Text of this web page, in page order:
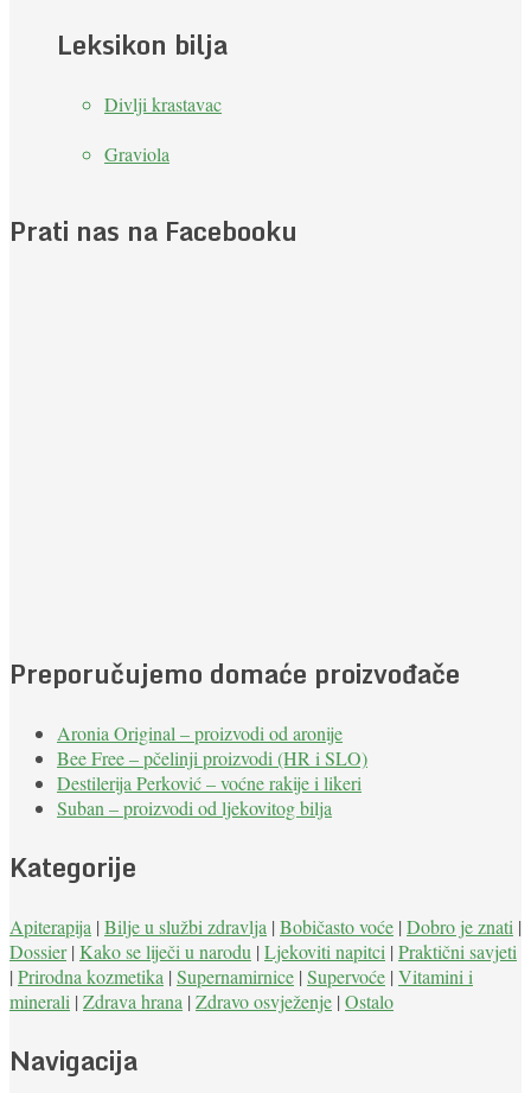
Leksikon bilja
Divlji krastavac
Graviola
Prati nas na Facebooku
Preporučujemo domaće proizvođače
Aronia Original – proizvodi od aronije
Bee Free – pčelinji proizvodi (HR i SLO)
Destilerija Perković – voćne rakije i likeri
Suban – proizvodi od ljekovitog bilja
Kategorije
Apiterapija | Bilje u službi zdravlja | Bobičasto voće | Dobro je znati |
Dossier| Kako se liječi u narodu | Ljekoviti napitci | Praktični savjeti
| Prirodna kozmetika | Supernamirnice | Supervoće | Vitamini i
minerali | Zdrava hrana | Zdravo osvježenje | Ostalo
Navigacija